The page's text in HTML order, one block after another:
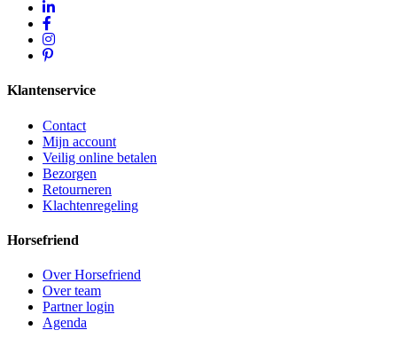
Klantenservice
Contact
Mijn account
Veilig online betalen
Bezorgen
Retourneren
Klachtenregeling
Horsefriend
Over Horsefriend
Over team
Partner login
Agenda